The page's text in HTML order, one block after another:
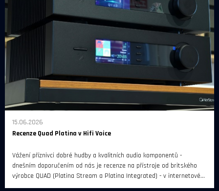
15.06.2026
Recenze Quad Platina v Hifi Voice
Vážení příznivci dobré hudby a kvalitních audio komponentů -
dnešním doporučením od nás je recenze na přístroje od britského
výrobce QUAD (Platina Stream a Platina Integrated) - v internetovém
magazínu Hifi Voice.